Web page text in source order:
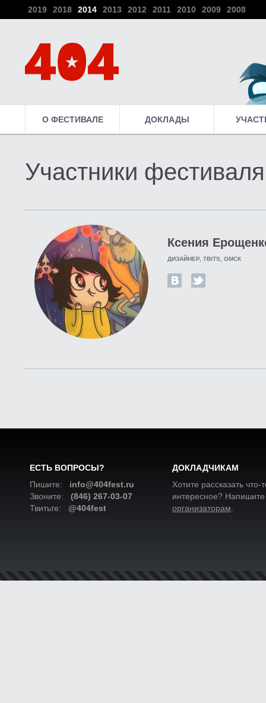
2019 2018 2014 2013 2012 2011 2010 2009 2008
О ФЕСТИВАЛЕ ДОКЛАДЫ
Участники фестиваля
Ксения
ДИЗАЙНЕР, 7BITS, ОМСК
ЕСТЬ ВОПРОСЫ?
Пишите: info@404fest.ru
Звоните: (846) 267-03-07
Твитьте: @404fest
ДОКЛАДЧИКАМ
Хотите рассказать что-
интересное?
организаторам